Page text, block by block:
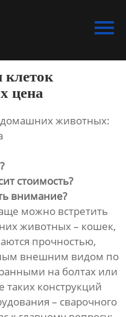
цена
животных:
стоимость?
внимание?
можно встретить
животных – кошек,
прочностью,
внешним видом по
на болтах или
таких конструкций
– сварочного